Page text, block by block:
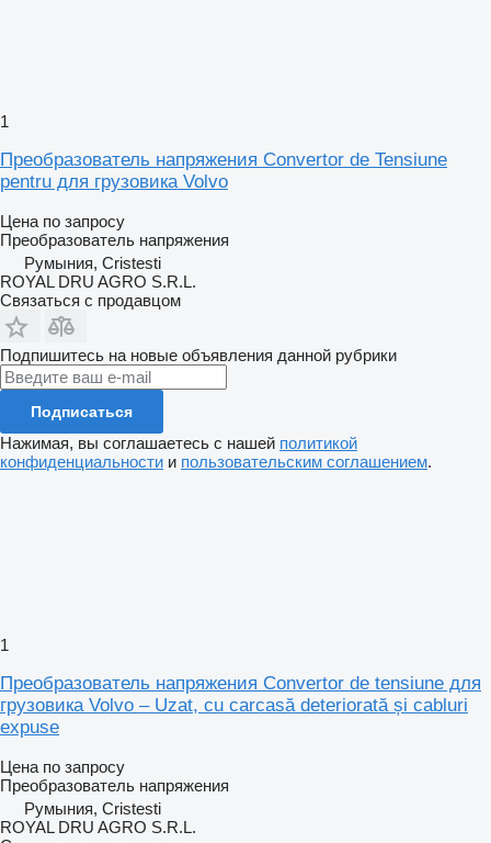
1
Преобразователь напряжения Convertor de Tensiune
pentru для грузовика Volvo
Цена по запросу
Преобразователь напряжения
Румыния, Cristesti
ROYAL DRU AGRO S.R.L.
Связаться с продавцом
Подпишитесь на новые объявления данной рубрики
Подписаться
Нажимая, вы соглашаетесь с нашей политикой
конфиденциальности и пользовательским соглашением.
1
Преобразователь напряжения Convertor de tensiune для
грузовика Volvo – Uzat, cu carcasă deteriorată și cabluri
expuse
Цена по запросу
Преобразователь напряжения
Румыния, Cristesti
ROYAL DRU AGRO S.R.L.